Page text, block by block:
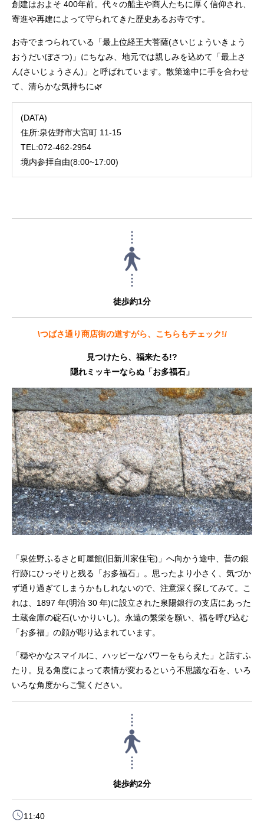
創建はおよそ 400年前。代々の船主や商人たちに厚く信仰され、
寄進や再建によって守られてきた歴史あるお寺です。
お寺でまつられている「最上位経王大菩薩(さいじょういきょう
おうだいぼさつ)」にちなみ、地元では親しみを込めて「最上さ
ん(さいじょうさん)」と呼ばれています。散策途中に手を合わせ
て、清らかな気持ちに🌿
(DATA)
住所:泉佐野市大宮町 11-15
TEL:072-462-2954
境内参拝自由(8:00~17:00)
徒歩約1分
\つばさ通り商店街の道すがら、こちらもチェック!/
見つけたら、福来たる!?
隠れミッキーならぬ「お多福石」
「泉佐野ふるさと町屋館(旧新川家住宅)」へ向かう途中、昔の銀
行跡にひっそりと残る「お多福石」。思ったより小さく、気づか
ず通り過ぎてしまうかもしれないので、注意深く探してみて。こ
れは、1897 年(明治 30 年)に設立された泉陽銀行の支店にあった
土蔵金庫の碇石(いかりいし)。永遠の繁栄を願い、福を呼び込む
「お多福」の顔が彫り込まれています。
「穏やかなスマイルに、ハッピーなパワーをもらえた」と話すふ
たり。見る角度によって表情が変わるという不思議な石を、いろ
いろな角度からご覧ください。
徒歩約2分
11:40